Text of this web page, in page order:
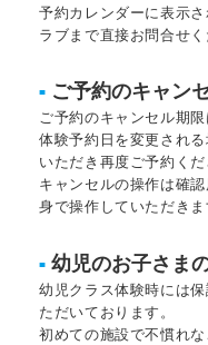
予約カレンダーに表示
ラブまで直接お問合せく
■ ご予約のキャン
ご予約のキャンセル期
体験予約日を変更され
いただき再度ご予約くだ
キャンセルの操作は確
身で操作していただき
■ 幼児のお子さま
幼児クラス体験時には
ただいております。
初めての施設で不慣れ